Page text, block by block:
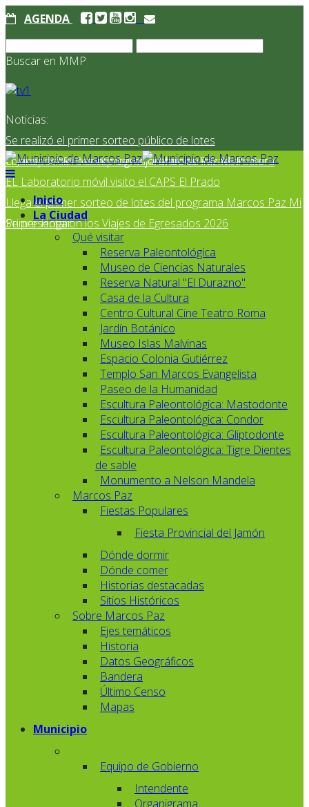
AGENDA
Buscar en MMP
Noticias:
Se realizó el primer sorteo público de lotes
correspondientes al programa Marcos Paz Mi Primer
El Jardín N° 910 continúa mejorando su infraestructura
EL Laboratorio móvil visito el CAPS El Prado
Llega el primer sorteo de lotes del programa Marcos Paz Mi
Primer Hogar
Se presentaron los Viajes de Egresados 2026
Inicio
La Ciudad
Qué visitar
Reserva Paleontológica
Museo de Ciencias Naturales
Reserva Natural "El Durazno"
Casa de la Cultura
Centro Cultural Cine Teatro Roma
Jardín Botánico
Museo Islas Malvinas
Espacio Colonia Gutiérrez
Templo San Marcos Evangelista
Paseo de la Humanidad
Escultura Paleontológica: Mastodonte
Escultura Paleontológica: Condor
Escultura Paleontológica: Gliptodonte
Escultura Paleontológica: Tigre Dientes
de sable
Monumento a Nelson Mandela
Marcos Paz
Fiestas Populares
Fiesta Provincial del Jamón
Dónde dormir
Dónde comer
Historias destacadas
Sitios Históricos
Sobre Marcos Paz
Ejes temáticos
Historia
Datos Geográficos
Bandera
Último Censo
Mapas
Municipio
Equipo de Gobierno
Intendente
Organigrama